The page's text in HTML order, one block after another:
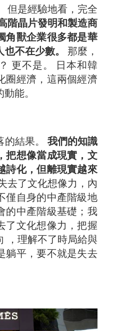
但是經驗地看，完全
階晶片發明和製造商
角獸企業很多都是華
不在少數。
那麼，
更不是。 日本和韓
圈經濟，這兩個經濟
能。
結果。 我們的知識
把想像當成現實，文
詩化，但離現實越來
去了文化想像力，內
僅自身的中產階級地
的中產階級基礎；我
了文化想像力，把握
，理解不了時局給與
躺平，要不就是失去